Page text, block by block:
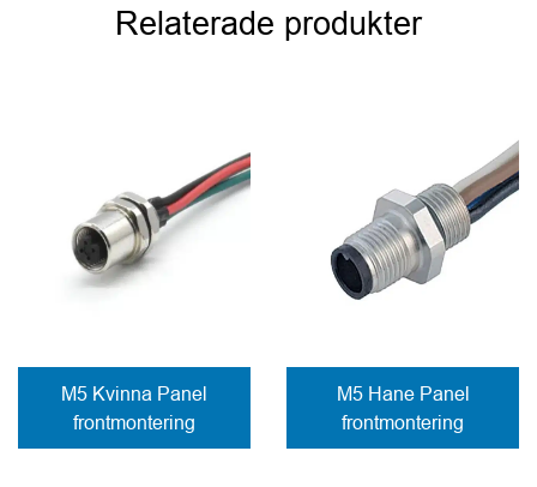
Relaterade produkter
M5 Kvinna Panel
frontmontering
Anslutning lödkontakter
M5 Hane Panel
frontmontering
Anslutning lödkontakter